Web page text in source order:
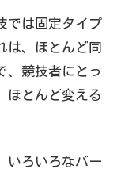
では固定タイプ
は、ほとんど同
、競技者にとっ
ほとんど変える
いろいろなバー